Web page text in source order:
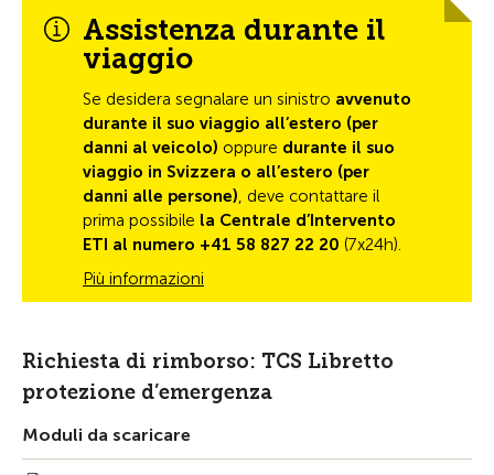
Assistenza durante il
viaggio
Se desidera segnalare un sinistro avvenuto
durante il suo viaggio all’estero (per
danni al veicolo) oppure durante il suo
viaggio in Svizzera o all’estero (per
danni alle persone), deve contattare il
prima possibile la Centrale d’Intervento
ETI al numero +41 58 827 22 20 (7x24h).
Più informazioni
Richiesta di rimborso: TCS Libretto
protezione d’emergenza
Moduli da scaricare